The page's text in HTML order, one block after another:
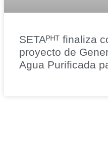
SETAᴾᴴᵀ finaliza
proyecto de
Agua Purificada